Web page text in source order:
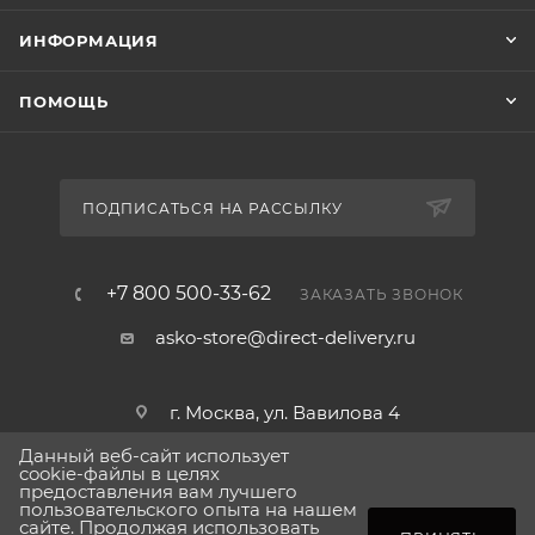
ИНФОРМАЦИЯ
ПОМОЩЬ
ПОДПИСАТЬСЯ НА РАССЫЛКУ
+7 800 500-33-62 ЗАКАЗАТЬ ЗВОНОК
asko-store@direct-delivery.ru
г. Москва, ул. Вавилова 4
2026 © Сделано в direct-delivery.ru
Данный веб-сайт использует
cookie-файлы в целях
предоставления вам лучшего
пользовательского опыта на нашем
сайте. Продолжая использовать